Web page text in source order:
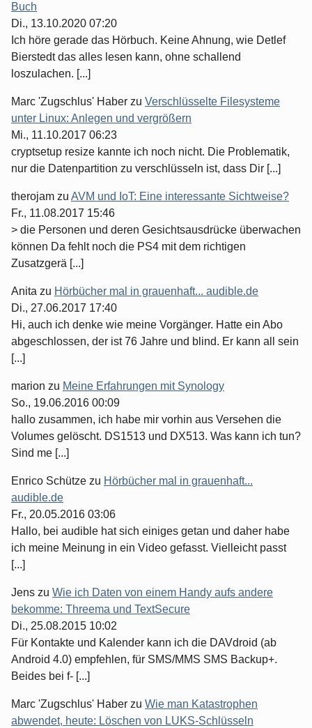
Buch
Di., 13.10.2020 07:20
Ich höre gerade das Hörbuch. Keine Ahnung, wie Detlef
Bierstedt das alles lesen kann, ohne schallend
loszulachen. [...]
Marc 'Zugschlus' Haber zu Verschlüsselte Filesysteme
unter Linux: Anlegen und vergrößern
Mi., 11.10.2017 06:23
cryptsetup resize kannte ich noch nicht. Die Problematik,
nur die Datenpartition zu verschlüsseln ist, dass Dir [...]
therojam zu AVM und IoT: Eine interessante Sichtweise?
Fr., 11.08.2017 15:46
> die Personen und deren Gesichtsausdrücke überwachen
können Da fehlt noch die PS4 mit dem richtigen
Zusatzgerä [...]
Anita zu Hörbücher mal in grauenhaft... audible.de
Di., 27.06.2017 17:40
Hi, auch ich denke wie meine Vorgänger. Hatte ein Abo
abgeschlossen, der ist 76 Jahre und blind. Er kann all sein
[...]
marion zu Meine Erfahrungen mit Synology
So., 19.06.2016 00:09
hallo zusammen, ich habe mir vorhin aus Versehen die
Volumes gelöscht. DS1513 und DX513. Was kann ich tun?
Sind me [...]
Enrico Schütze zu Hörbücher mal in grauenhaft...
audible.de
Fr., 20.05.2016 03:06
Hallo, bei audible hat sich einiges getan und daher habe
ich meine Meinung in ein Video gefasst. Vielleicht passt
[...]
Jens zu Wie ich Daten von einem Handy aufs andere
bekomme: Threema und TextSecure
Di., 25.08.2015 10:02
Für Kontakte und Kalender kann ich die DAVdroid (ab
Android 4.0) empfehlen, für SMS/MMS SMS Backup+.
Beides bei f- [...]
Marc 'Zugschlus' Haber zu Wie man Katastrophen
abwendet, heute: Löschen von LUKS-Schlüsseln